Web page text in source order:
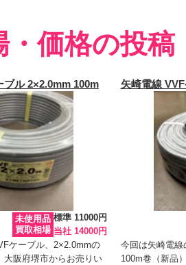
・価格の投稿
ブル 2×2.0mm 100m
未使用品
買取相場
標準 11000円
当社 14000円
ケーブル、2×2.0mmの
大阪府堺市からお売りい
矢崎電線
今回は矢崎電
100m巻（新品